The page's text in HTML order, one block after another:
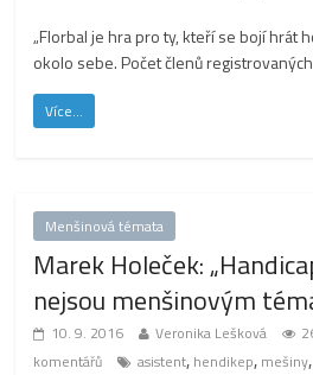
„Florbal je hra pro ty, kteří se bojí hrát
okolo sebe. Počet členů
Více...
Menšinová témata
Marek Holeček:
nejsou menšinovým
10. 9. 2016 Veronika Lešková
komentářů
asistent, hendikep, mešiny